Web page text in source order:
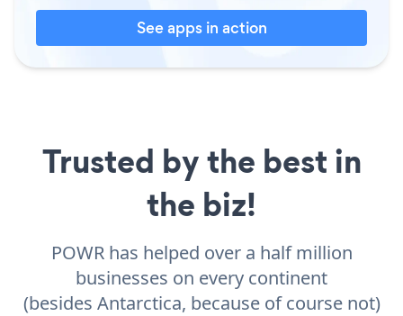
See apps in action
Trusted by the best in
the biz!
POWR has helped over a half million
businesses on every continent
(besides Antarctica, because of course not)